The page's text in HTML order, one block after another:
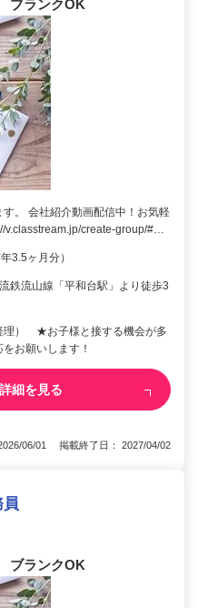
ブランクOK
。 会社紹介動画配信中！お気軽
v.classtream.jp/create-group/#…
3.5ヶ月分）
鉄流山線「平和台駅」より徒歩3
理） ★お子様と接する機会が多
お願いします！
詳細を見る
06/01 掲載終了日： 2027/04/02
ブランクOK